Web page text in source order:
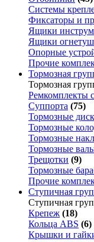
Системы
Фиксаторы и
Ящики
Ящики
Опорные
Прочие
Тормозная
Тормозная
Ремкомплекты
Суппорта (75)
Тормозные
Тормозные
Тормозные
Тормозные
Трещотки (9)
Тормозные
Прочие
Ступичная
Ступичная
Крепеж (18)
Кольца ABS (6)
Крышки и